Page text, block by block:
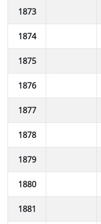
1873
1874
1875
1876
1877
1878
1879
1880
1881